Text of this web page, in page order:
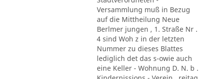
Versammlung muß in Bezug
auf die Mittheilung Neue
Berlmer jungen , 1. Straße Nr .
4 sind Woh z in der letzten
Nummer zu dieses Blattes
lediglich det das s-owie auch
eine Keller - Wohnung D. N. b .